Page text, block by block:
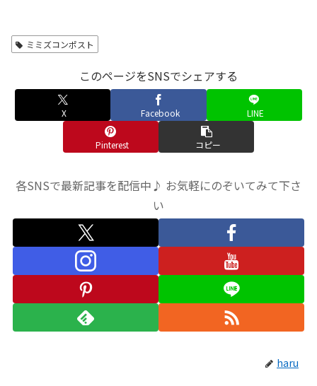
ミミズコンポスト
このページをSNSでシェアする
X Facebook LINE
Pinterest コピー
各SNSで最新記事を配信中♪ お気軽にのぞいてみて下さ
い
haru